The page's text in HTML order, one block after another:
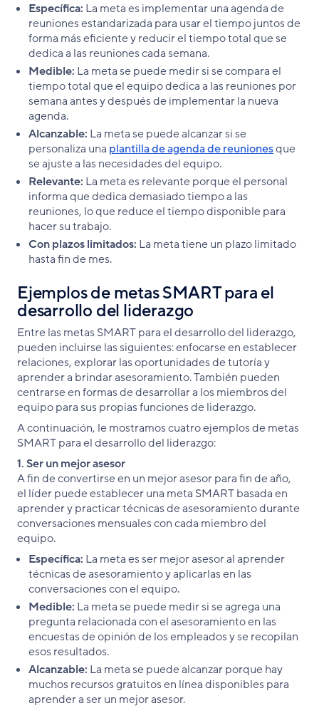
Específica: La meta es implementar una agenda de
reuniones estandarizada para usar el tiempo juntos de
forma más eficiente y reducir el tiempo total que se
dedica a las reuniones cada semana.
Medible: La meta se puede medir si se compara el
tiempo total que el equipo dedica a las reuniones por
semana antes y después de implementar la nueva
agenda.
Alcanzable: La meta se puede alcanzar si se
personaliza una plantilla de agenda de reunionesque
se ajuste a las necesidades del equipo.
Relevante: La meta es relevante porque el personal
informa que dedica demasiado tiempo a las
reuniones, lo que reduce el tiempo disponible para
hacer su trabajo.
Con plazos limitados: La meta tiene un plazo limitado
hasta fin de mes.
Ejemplos de metas SMART para el
desarrollo del liderazgo
Entre las metas SMART para el desarrollo del liderazgo,
pueden incluirse las siguientes: enfocarse en establecer
relaciones, explorar las oportunidades de tutoría y
aprender a brindar asesoramiento. También pueden
centrarse en formas de desarrollar a los miembros del
equipo para sus propias funciones de liderazgo.
A continuación, le mostramos cuatro ejemplos de metas
SMART para el desarrollo del liderazgo:
1. Ser un mejor asesor
A fin de convertirse en un mejor asesor para fin de año,
el líder puede establecer una meta SMART basada en
aprender y practicar técnicas de asesoramiento durante
conversaciones mensuales con cada miembro del
equipo.
Específica: La meta es ser mejor asesor al aprender
técnicas de asesoramiento y aplicarlas en las
conversaciones con el equipo.
Medible: La meta se puede medir si se agrega una
pregunta relacionada con el asesoramiento en las
encuestas de opinión de los empleados y se recopilan
esos resultados.
Alcanzable: La meta se puede alcanzar porque hay
muchos recursos gratuitos en línea disponibles para
aprender a ser un mejor asesor.